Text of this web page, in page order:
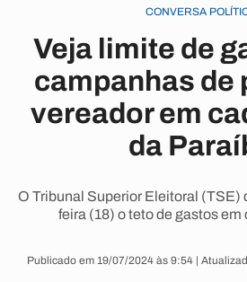
CONVERSA
Veja limite de
campanhas de
vereador em
da
O Tribunal Superior Eleitoral (TSE)
feira (18) o teto de gastos em
Publicado em 19/07/2024 às 9:54 |